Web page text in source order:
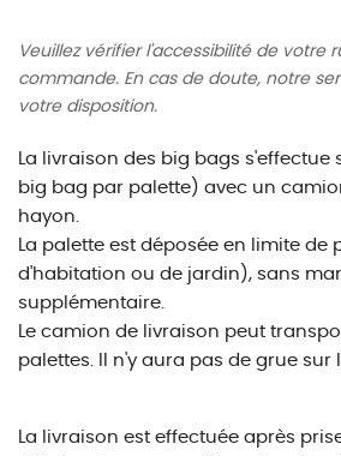
Veuillez vérifier l'accessibilité de votre
commande. En cas de doute, notre
votre disposition.
La livraison des big bags s'effectue
big bag par palette) avec un
hayon.
La palette est déposée en limite de
d'habitation ou de jardin), sans
supplémentaire.
Le camion de livraison peut
palettes. Il n'y aura pas de grue sur
La livraison est effectuée après